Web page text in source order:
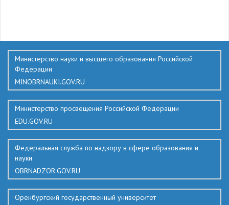
Министерство науки и высшего образования Российской
Федерации
MINOBRNAUKI.GOV.RU
Министерство просвещения Российской Федерации
EDU.GOV.RU
Федеральная служба по надзору в сфере образования и
науки
OBRNADZOR.GOV.RU
Оренбургский государственный университет